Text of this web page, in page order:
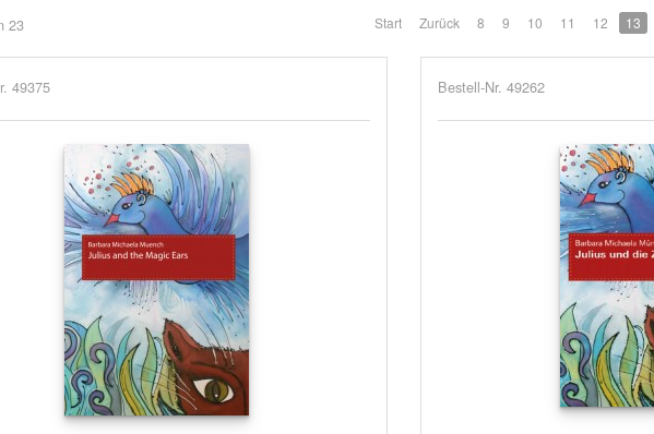
23 Start Zurück 8 9 10 11 12 13
49375 Bestell-Nr. 49262